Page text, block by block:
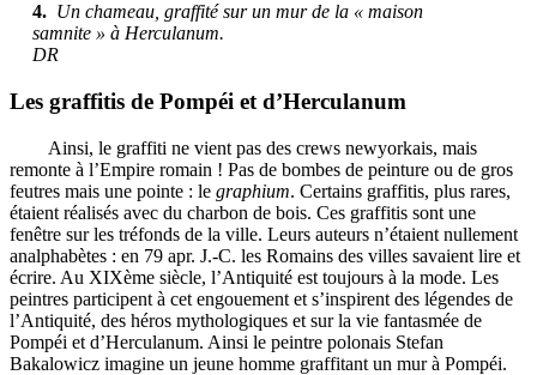
4. Un chameau, graffité sur un mur de la « maison
samnite » à Herculanum.
DR
Les graffitis de Pompéi et d’Herculanum
Ainsi, le graffiti ne vient pas des crews newyorkais, mais
remonte à l’Empire romain ! Pas de bombes de peinture ou de gros
feutres mais une pointe : le graphium. Certains graffitis, plus rares,
étaient réalisés avec du charbon de bois. Ces graffitis sont une
fenêtre sur les tréfonds de la ville. Leurs auteurs n’étaient nullement
analphabètes : en 79 apr. J.-C. les Romains des villes savaient lire et
écrire. Au XIXème siècle, l’Antiquité est toujours à la mode. Les
peintres participent à cet engouement et s’inspirent des légendes de
l’Antiquité, des héros mythologiques et sur la vie fantasmée de
Pompéi et d’Herculanum. Ainsi le peintre polonais Stefan
Bakalowicz imagine un jeune homme graffitant un mur à Pompéi.